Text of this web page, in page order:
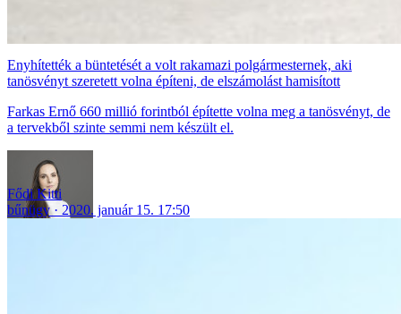
Enyhítették a büntetését a volt rakamazi polgármesternek, aki
tanösvényt szeretett volna építeni, de elszámolást hamisított
Farkas Ernő 660 millió forintból építette volna meg a tanösvényt, de
a tervekből szinte semmi nem készült el.
Fődi Kitti
bűnügy
2020. január 15. 17:50